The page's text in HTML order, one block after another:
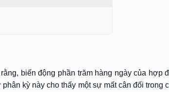
biến động phần trăm hàng ngày của hợp
kỳ này cho thấy một sự mất cân đối trong